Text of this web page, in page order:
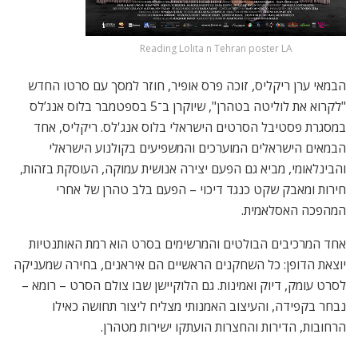
Reading Lolita n Tehran poster LA
הבמאי ערן ריקליס, זוכה פרס אופיר, חוזר למסך עם סרטו החדש
"לקרוא את לוליטה בטהרן", שיוקרן ב־5 בספטמבר בלוס אנג’לס
במסגרת פסטיבל הסרטים הישראלי בלוס אנג'לס. ריקליס, אחד
הבמאים הישראלים המוערכים והמשפיעים בקולנוע הישראלי
והבינלאומי, מביא גם הפעם יצירה אנושית עמוקה, העוסקת בזהות,
חירות ומאבק שקט כנגד דיכוי – הפעם בלב טהרן של אחרי
המהפכה האסלאמית.
אחד המרכיבים הבולטים והמרשימים בסרט הוא רמת האותנטיות
יוצאת הדופן: כל השחקנים הראשיים הם איראנים, בחירה שמעניקה
לסרט עומק, דיוק ואמינות. גם הלוקיישן שבו צולם הסרט – רומא –
נבחר בקפידה, והעיצוב האמנותי מצליח ליצור תחושה כאילו
הרחובות, הדירות והחצרות הועתקו ישירות מטהרן.